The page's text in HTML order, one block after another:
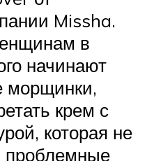
Missha.
в
начинают
морщинки,
крем с
которая не
проблемные